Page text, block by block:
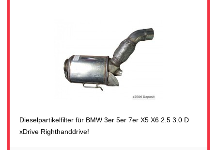
Dieselpartikelfilter für BMW 3er 5er 7er X5 X6 2.5 3.0 D
xDrive Righthanddrive!